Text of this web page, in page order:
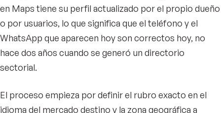
en Maps tiene su perfil actualizado por el propio dueño
o por usuarios, lo que significa que el teléfono y el
WhatsApp que aparecen hoy son correctos hoy, no
hace dos años cuando se generó un directorio
sectorial.
El proceso empieza por definir el rubro exacto en el
idioma del mercado destino y la zona geográfica a